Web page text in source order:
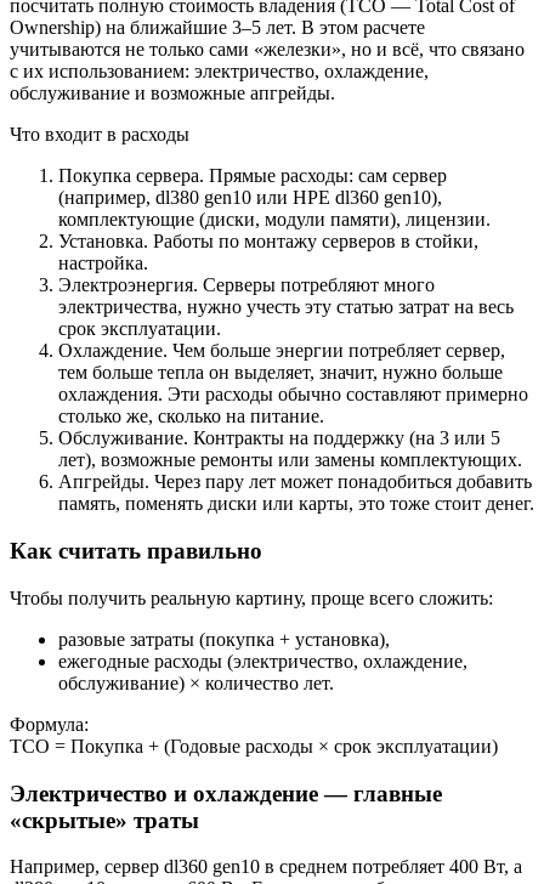
посчитать полную стоимость владения (TCO — Total Cost of
Ownership) на ближайшие 3–5 лет. В этом расчете
учитываются не только сами «железки», но и всё, что связано
с их использованием: электричество, охлаждение,
обслуживание и возможные апгрейды.
Что входит в расходы
Покупка сервера. Прямые расходы: сам сервер
(например, dl380 gen10 или HPE dl360 gen10),
комплектующие (диски, модули памяти), лицензии.
Установка. Работы по монтажу серверов в стойки,
настройка.
Электроэнергия. Серверы потребляют много
электричества, нужно учесть эту статью затрат на весь
срок эксплуатации.
Охлаждение. Чем больше энергии потребляет сервер,
тем больше тепла он выделяет, значит, нужно больше
охлаждения. Эти расходы обычно составляют примерно
столько же, сколько на питание.
Обслуживание. Контракты на поддержку (на 3 или 5
лет), возможные ремонты или замены комплектующих.
Апгрейды. Через пару лет может понадобиться добавить
память, поменять диски или карты, это тоже стоит денег.
Как считать правильно
Чтобы получить реальную картину, проще всего сложить:
разовые затраты (покупка + установка),
ежегодные расходы (электричество, охлаждение,
обслуживание) × количество лет.
Формула:
TCO = Покупка + (Годовые расходы × срок эксплуатации)
Электричество и охлаждение — главные
«скрытые» траты
Например, сервер dl360 gen10 в среднем потребляет 400 Вт, а